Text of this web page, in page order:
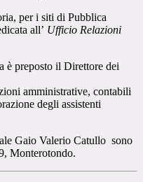
per i siti di Pubblica
all’ Ufficio Relazioni
è preposto il Direttore dei
amministrative, contabili
degli assistenti
Gaio Valerio Catullo sono
Monterotondo.